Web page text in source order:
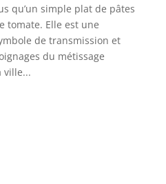
qu’un simple plat de pâtes
tomate. Elle est une
de transmission et
du métissage
ville...